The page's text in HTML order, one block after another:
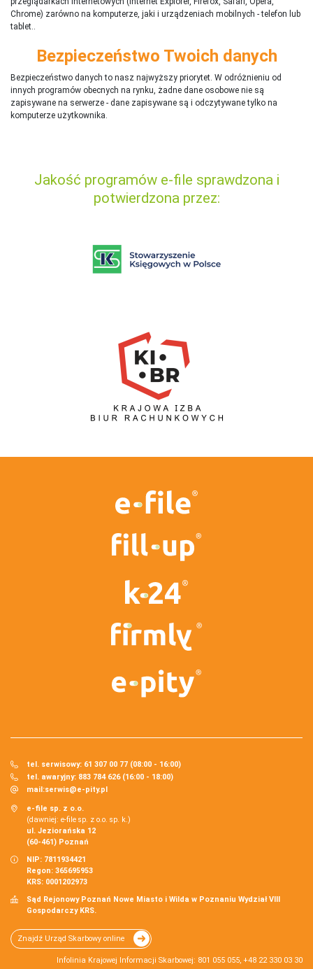
Chrome) zarówno na komputerze, jaki i urządzeniach mobilnych - telefon lub
tablet..
Bezpieczeństwo Twoich danych
Bezpieczeństwo danych to nasz najwyższy priorytet. W odróżnieniu od
innych programów obecnych na rynku, żadne dane osobowe nie są
zapisywane na serwerze - dane zapisywane są i odczytywane tylko na
komputerze użytkownika.
Jakość programów e-file sprawdzona i
potwierdzona przez:
tel. serwisowy: 61 307 00 77 (08:00 - 16:00)
tel. awaryjny: 883 784 626 (16:00 - 18:00)
mail:serwis@e-pity.pl
e-file sp. z o.o.
(dawniej: e-file sp. z o.o. sp. k.)
ul. Jeziorańska 12
(60-461) Poznań
NIP: 7811934421
Regon: 365695953
KRS: 0001202973
Sąd Rejonowy Poznań Nowe Miasto i Wilda w Poznaniu Wydział VIII
Gospodarczy KRS.
Znajdź Urząd Skarbowy online
Infolinia Krajowej Informacji Skarbowej: 801 055 055, +48 22 330 03 30